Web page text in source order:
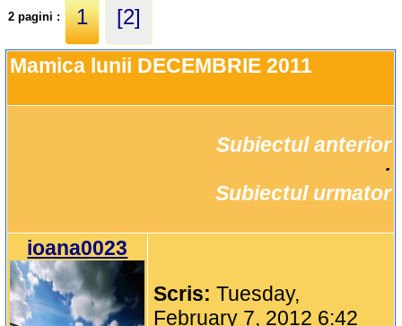
2 pagini : 1 [2]
Mamica lunii DECEMBRIE 2011
Subiectul anterior
Subiectul urmator
ioana0023
Scris:Tuesday,
February 7, 2012 6:42